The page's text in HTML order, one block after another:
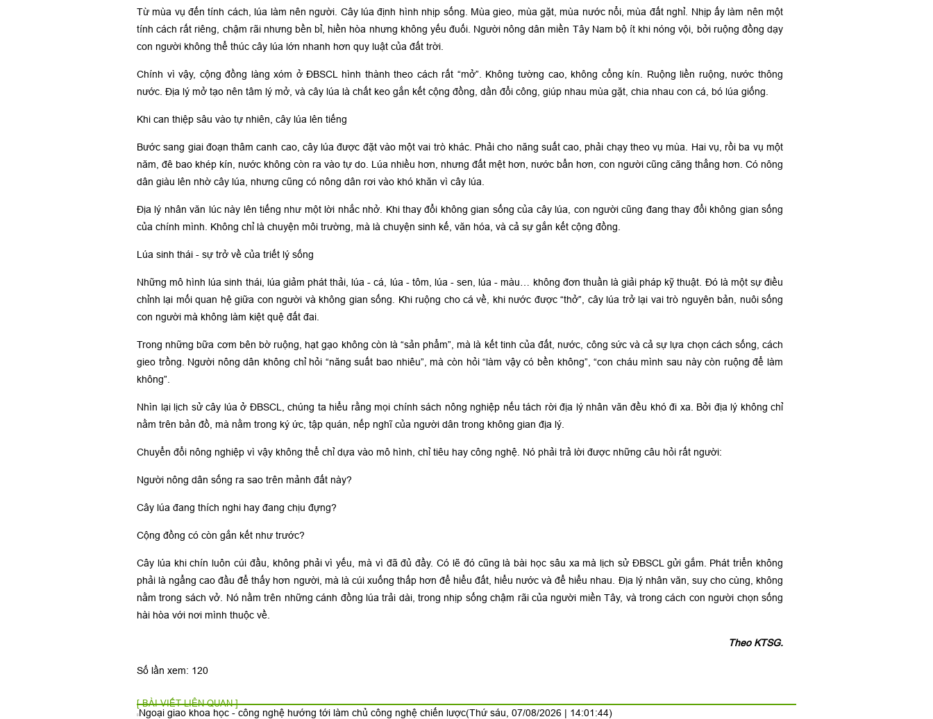
Từ mùa vụ đến tính cách, lúa làm nên người. Cây lúa định hình nhịp sống. Mùa gieo, mùa gặt, mùa nước nổi, mùa đất nghỉ. Nhịp ấy làm nên một
tính cách rất riêng, chậm rãi nhưng bền bỉ, hiền hòa nhưng không yếu đuối. Người nông dân miền Tây Nam bộ ít khi nóng vội, bởi ruộng đồng dạy
con người không thể thúc cây lúa lớn nhanh hơn quy luật của đất trời.
Chính vì vậy, cộng đồng làng xóm ở ĐBSCL hình thành theo cách rất “mở”. Không tường cao, không cổng kín. Ruộng liền ruộng, nước thông
nước. Địa lý mở tạo nên tâm lý mở, và cây lúa là chất keo gắn kết cộng đồng, dần đổi công, giúp nhau mùa gặt, chia nhau con cá, bó lúa giống.
Khi can thiệp sâu vào tự nhiên, cây lúa lên tiếng
Bước sang giai đoạn thâm canh cao, cây lúa được đặt vào một vai trò khác. Phải cho năng suất cao, phải chạy theo vụ mùa. Hai vụ, rồi ba vụ một
năm, đê bao khép kín, nước không còn ra vào tự do. Lúa nhiều hơn, nhưng đất mệt hơn, nước bẩn hơn, con người cũng căng thẳng hơn. Có nông
dân giàu lên nhờ cây lúa, nhưng cũng có nông dân rơi vào khó khăn vì cây lúa.
Địa lý nhân văn lúc này lên tiếng như một lời nhắc nhở. Khi thay đổi không gian sống của cây lúa, con người cũng đang thay đổi không gian sống
của chính mình. Không chỉ là chuyện môi trường, mà là chuyện sinh kế, văn hóa, và cả sự gắn kết cộng đồng.
Lúa sinh thái - sự trở về của triết lý sống
Những mô hình lúa sinh thái, lúa giảm phát thải, lúa - cá, lúa - tôm, lúa - sen, lúa - màu… không đơn thuần là giải pháp kỹ thuật. Đó là một sự điều
chỉnh lại mối quan hệ giữa con người và không gian sống. Khi ruộng cho cá về, khi nước được “thở”, cây lúa trở lại vai trò nguyên bản, nuôi sống
con người mà không làm kiệt quệ đất đai.
Trong những bữa cơm bên bờ ruộng, hạt gạo không còn là “sản phẩm”, mà là kết tinh của đất, nước, công sức và cả sự lựa chọn cách sống, cách
gieo trồng. Người nông dân không chỉ hỏi “năng suất bao nhiêu”, mà còn hỏi “làm vậy có bền không”, “con cháu mình sau này còn ruộng để làm
không”.
Nhìn lại lịch sử cây lúa ở ĐBSCL, chúng ta hiểu rằng mọi chính sách nông nghiệp nếu tách rời địa lý nhân văn đều khó đi xa. Bởi địa lý không chỉ
nằm trên bản đồ, mà nằm trong ký ức, tập quán, nếp nghĩ của người dân trong không gian địa lý.
Chuyển đổi nông nghiệp vì vậy không thể chỉ dựa vào mô hình, chỉ tiêu hay công nghệ. Nó phải trả lời được những câu hỏi rất người:
Người nông dân sống ra sao trên mảnh đất này?
Cây lúa đang thích nghi hay đang chịu đựng?
Cộng đồng có còn gắn kết như trước?
Cây lúa khi chín luôn cúi đầu, không phải vì yếu, mà vì đã đủ đầy. Có lẽ đó cũng là bài học sâu xa mà lịch sử ĐBSCL gửi gắm. Phát triển không
phải là ngẩng cao đầu để thấy hơn người, mà là cúi xuống thấp hơn để hiểu đất, hiểu nước và để hiểu nhau. Địa lý nhân văn, suy cho cùng, không
nằm trong sách vở. Nó nằm trên những cánh đồng lúa trải dài, trong nhịp sống chậm rãi của người miền Tây, và trong cách con người chọn sống
hài hòa với nơi mình thuộc về.
Theo KTSG.
Số lần xem: 120
[ BÀI VIẾT LIÊN QUAN ]
Ngoại giao khoa học - công nghệ hướng tới làm chủ công nghệ chiến lược(Thứ sáu, 07/08/2026 | 14:01:44)